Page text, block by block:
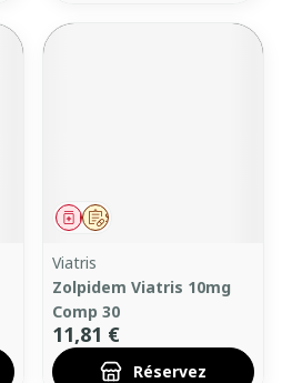
Sur prescription
Médicament
Viatris
Zolpidem Viatris 10mg
Comp 30
11,81 €
Réservez